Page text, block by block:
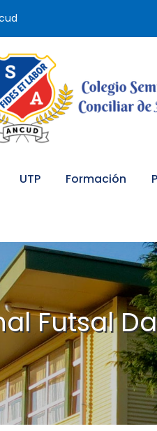
UTP Formación
Futsal